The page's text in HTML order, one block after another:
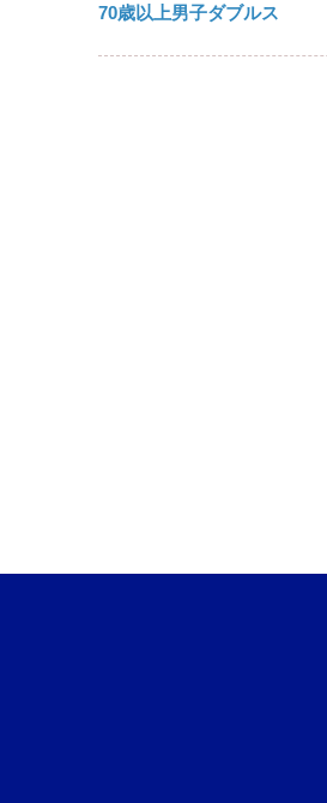
70歳以上男子ダブルス